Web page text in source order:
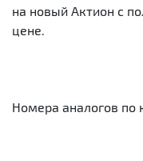
на новый Актион с
цене.
Номера аналогов по